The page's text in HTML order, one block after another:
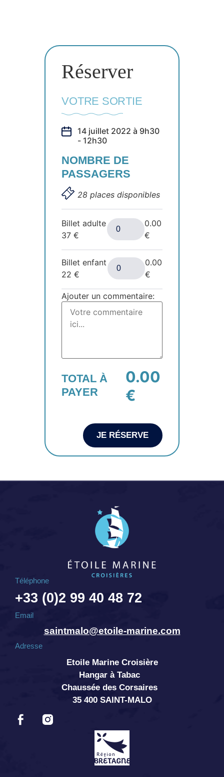
Réserver
VOTRE SORTIE
14 juillet 2022 à 9h30
- 12h30
NOMBRE DE
PASSAGERS
28 places disponibles
Billet adulte
37€
0.00
€
Billet enfant
22€
0.00
€
Ajouter un commentaire:
TOTAL À
PAYER
0.00
€
JE RÉSERVE
Téléphone
+33 (0)2 99 40 48 72
Email
saintmalo@etoile-marine.com
Adresse
Etoile Marine Croisière
Hangar à Tabac
Chaussée des Corsaires
35 400 SAINT-MALO